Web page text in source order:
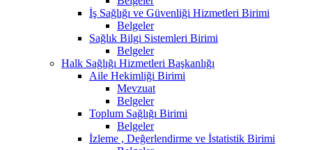
İş Sağlığı ve Güvenliği Hizmetleri Birimi
Belgeler
Sağlık Bilgi Sistemleri Birimi
Belgeler
Halk Sağlığı Hizmetleri Başkanlığı
Aile Hekimliği Birimi
Mevzuat
Belgeler
Toplum Sağlığı Birimi
Belgeler
İzleme , Değerlendirme ve İstatistik Birimi